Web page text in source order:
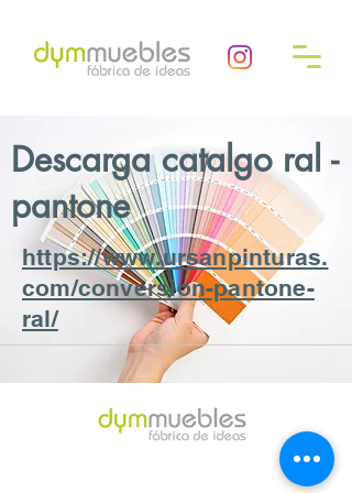
Descarga catalgo ral -
pantone
https://www.ursanpinturas.
com/conversion-pantone-
ral/